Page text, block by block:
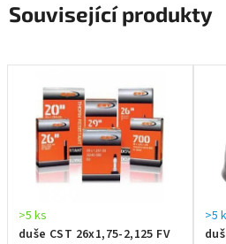
Související produkty
duše CST 26x1,75-2,125 FV
>5 ks >5